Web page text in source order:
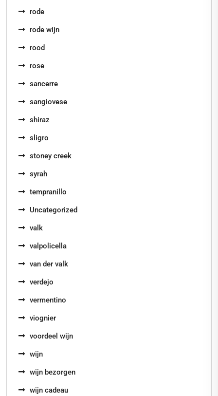
rode
rode wijn
rood
rose
sancerre
sangiovese
shiraz
sligro
stoney creek
syrah
tempranillo
Uncategorized
valk
valpolicella
van der valk
verdejo
vermentino
viognier
voordeel wijn
wijn
wijn bezorgen
wijn cadeau